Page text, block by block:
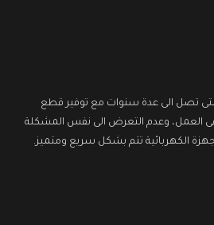
تصل الى عدة سنوات مع توفير قطع
فى العمل، وعدم التعرض الى نفس المشكلة
الكهربائية تتم بشكل سريع ومتميز.